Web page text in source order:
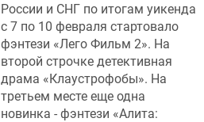
России и СНГ по итогам уикенда
с 7 по 10 февраля стартовало
фэнтези «Лего Фильм 2». На
второй строчке детективная
драма «Клаустрофобы». На
третьем месте еще одна
новинка - фэнтези «Алита: